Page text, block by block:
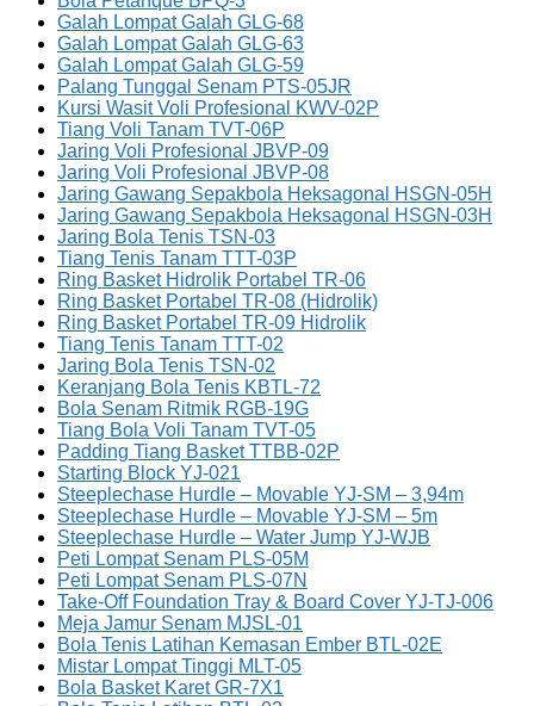
Galah Lompat Galah GLG-68
Galah Lompat Galah GLG-63
Galah Lompat Galah GLG-59
Palang Tunggal Senam PTS-05JR
Kursi Wasit Voli Profesional KWV-02P
Tiang Voli Tanam TVT-06P
Jaring Voli Profesional JBVP-09
Jaring Voli Profesional JBVP-08
Jaring Gawang Sepakbola Heksagonal HSGN-05H
Jaring Gawang Sepakbola Heksagonal HSGN-03H
Jaring Bola Tenis TSN-03
Tiang Tenis Tanam TTT-03P
Ring Basket Hidrolik Portabel TR-06
Ring Basket Portabel TR-08 (Hidrolik)
Ring Basket Portabel TR-09 Hidrolik
Tiang Tenis Tanam TTT-02
Jaring Bola Tenis TSN-02
Keranjang Bola Tenis KBTL-72
Bola Senam Ritmik RGB-19G
Tiang Bola Voli Tanam TVT-05
Padding Tiang Basket TTBB-02P
Starting Block YJ-021
Steeplechase Hurdle – Movable YJ-SM – 3,94m
Steeplechase Hurdle – Movable YJ-SM – 5m
Steeplechase Hurdle – Water Jump YJ-WJB
Peti Lompat Senam PLS-05M
Peti Lompat Senam PLS-07N
Take-Off Foundation Tray & Board Cover YJ-TJ-006
Meja Jamur Senam MJSL-01
Bola Tenis Latihan Kemasan Ember BTL-02E
Mistar Lompat Tinggi MLT-05
Bola Basket Karet GR-7X1